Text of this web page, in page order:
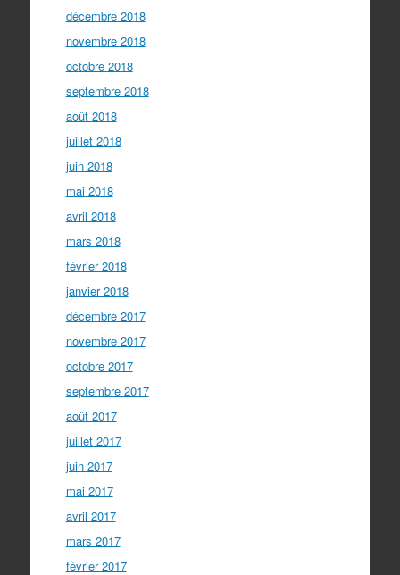
décembre 2018
novembre 2018
octobre 2018
septembre 2018
août 2018
juillet 2018
juin 2018
mai 2018
avril 2018
mars 2018
février 2018
janvier 2018
décembre 2017
novembre 2017
octobre 2017
septembre 2017
août 2017
juillet 2017
juin 2017
mai 2017
avril 2017
mars 2017
février 2017